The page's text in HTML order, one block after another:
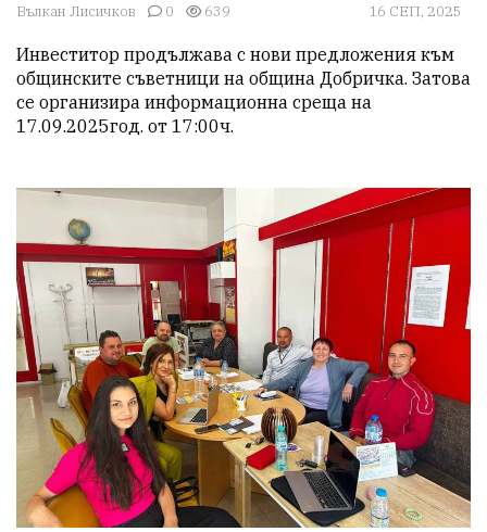
Вълкан Лисичков 0 639 16 СЕП, 2025
Инвеститор продължава с нови предложения към
общинските съветници на община Добричка. Затова
се организира информационна среща на
17.09.2025год. от 17:00ч.